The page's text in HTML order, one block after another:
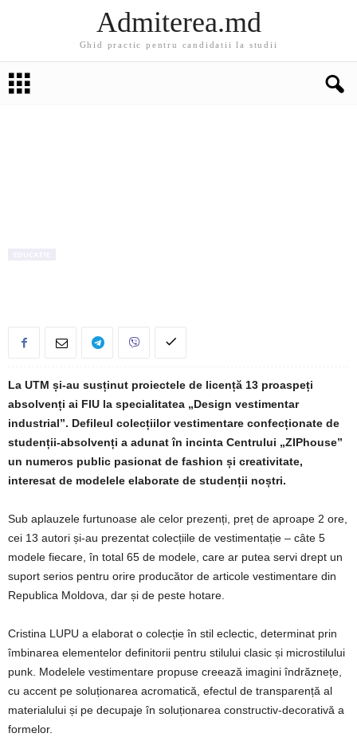
Admiterea.md
Ghid practic pentru candidatii la studii
La UTM și-au susținut proiectele de licență 13 proaspeți
absolvenți ai FIU la specialitatea „Design vestimentar
industrial”. Defileul colecțiilor vestimentare confecționate de
studenții-absolvenți a adunat în incinta Centrului „ZIPhouse”
un numeros public pasionat de fashion și creativitate,
interesat de modelele elaborate de studenții noștri.
Sub aplauzele furtunoase ale celor prezenți, preț de aproape 2 ore,
cei 13 autori și-au prezentat colecțiile de vestimentație – câte 5
modele fiecare, în total 65 de modele, care ar putea servi drept un
suport serios pentru orire producător de articole vestimentare din
Republica Moldova, dar și de peste hotare.
Cristina LUPU a elaborat o colecție în stil eclectic, determinat prin
îmbinarea elementelor definitorii pentru stilului clasic și microstilului
punk. Modelele vestimentare propuse creează imagini îndrăznețe,
cu accent pe soluționarea acromatică, efectul de transparență al
materialului și pe decupaje în soluționarea constructiv-decorativă a
formelor.